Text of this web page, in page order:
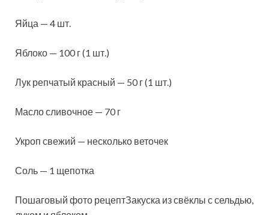
Яйца — 4 шт.
Яблоко — 100 г (1 шт.)
Лук репчатый красный — 50 г (1 шт.)
Масло сливочное — 70 г
Укроп свежий — несколько веточек
Соль — 1 щепотка
Пошаговый фото рецептЗакуска из свёклы с сельдью,